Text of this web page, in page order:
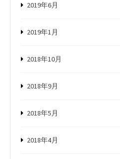
2019年6月
2019年1月
2018年10月
2018年9月
2018年5月
2018年4月